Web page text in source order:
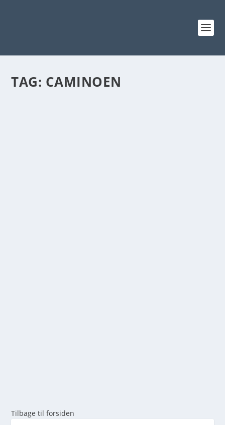
TAG: CAMINOEN
Tilbage til forsiden